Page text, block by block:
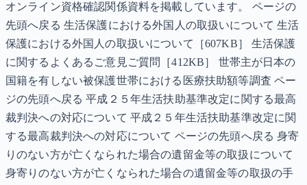
オンライン資格確認関係資料を掲載しています。 ページの
先頭へ戻る 生活保護における外国人の取扱いについて 生活
保護における外国人の取扱いについて［607KB］ 生活保護
に関するよくあるご意見ご質問［412KB］ 世帯主が日本の
国籍を有しない被保護世帯における医療扶助額等調査 ペー
ジの先頭へ戻る 平成２５年生活扶助基準改定に関する最高
裁判決への対応について 平成２５年生活扶助基準改定に関
する最高裁判決への対応について ページの先頭へ戻る 身寄
りのない方が亡くなられた場合の遺留金等の取扱について
身寄りのない方が亡くなられた場合の遺留金等の取扱の手